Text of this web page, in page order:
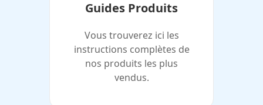
Guides Produits
Vous trouverez ici les
instructions complètes de
nos produits les plus
vendus.